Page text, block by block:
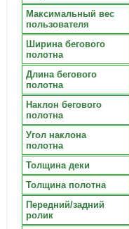
Максимальный вес
пользователя
Ширина бегового
полотна
Длина бегового
полотна
Наклон бегового
полотна
Угол наклона
полотна
Толщина деки
Толщина полотна
Передний/задний
ролик